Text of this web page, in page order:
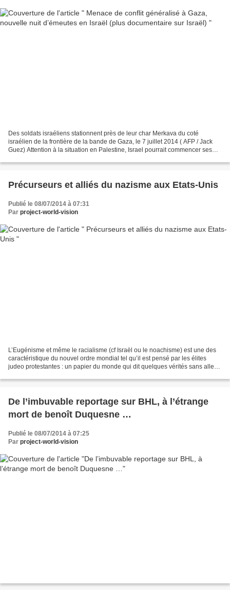
Des soldats israéliens stationnent près de leur char Merkava du coté
israélien de la frontière de la bande de Gaza, le 7 juillet 2014 ( AFP / Jack
Guez) Attention à la situation en Palestine, Israel pourrait commencer ses
Précurseurs et alliés du nazisme aux Etats-Unis
Publié le 08/07/2014 à 07:31
Par project-world-vision
L’Eugénisme et même le racialisme (cf Israël ou le noachisme) est une des
caractéristique du nouvel ordre mondial tel qu’il est pensé par les élites
judeo protestantes : un papier du monde qui dit quelques vérités sans aller
De l’imbuvable reportage sur BHL, à l’étrange
mort de benoît Duquesne …
Publié le 08/07/2014 à 07:25
Par project-world-vision